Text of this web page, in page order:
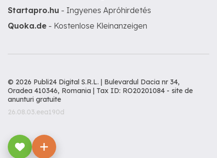
Startapro.hu - Ingyenes Apróhirdetés
Quoka.de - Kostenlose Kleinanzeigen
© 2026 Publi24 Digital S.R.L. | Bulevardul Dacia nr 34,
Oradea 410346, Romania | Tax ID: RO20201084 - site de
anunturi gratuite
26.08.03.eea190d